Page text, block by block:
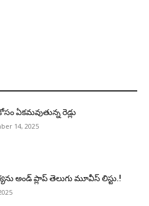
ఏక‌మ‌వుతున్న రెడ్లు
14, 2025
అండ్‌ ప్లాప్‌ తెలుగు మూవీస్‌ లిస్టు.!